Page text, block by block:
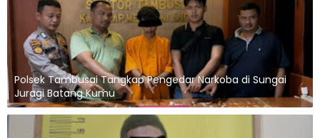
Polsek Tambusai Tangkap Pengedar Narkoba di Sungai
Juragi Batang Kumu